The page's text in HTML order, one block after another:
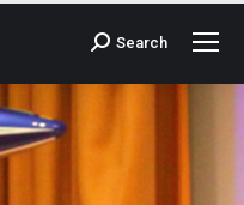
Cerca:Search